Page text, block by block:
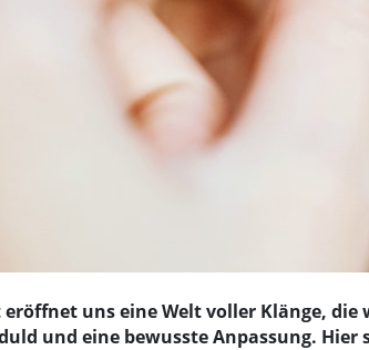
eröffnet uns eine Welt voller Klänge,
und eine bewusste Anpassung.